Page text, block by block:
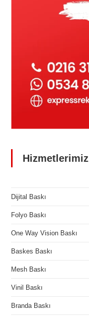
Hizmetlerimiz
Dijital Baskı
Folyo Baskı
One Way Vision Baskı
Baskes Baskı
Mesh Baskı
Vinil Baskı
Branda Baskı